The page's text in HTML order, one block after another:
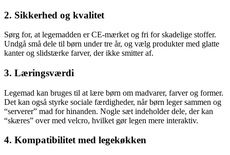
2. Sikkerhed og kvalitet
Sørg for, at legemadden er CE-mærket og fri for skadelige stoffer.
Undgå små dele til børn under tre år, og vælg produkter med glatte
kanter og slidstærke farver, der ikke smitter af.
3. Læringsværdi
Legemad kan bruges til at lære børn om madvarer, farver og former.
Det kan også styrke sociale færdigheder, når børn leger sammen og
“serverer” mad for hinanden. Nogle sæt indeholder dele, der kan
“skæres” over med velcro, hvilket gør legen mere interaktiv.
4. Kompatibilitet med legekøkken